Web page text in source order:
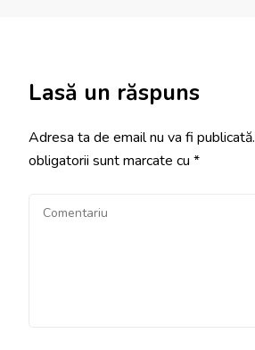
Lasă un răspuns
Adresa ta de email nu va fi publicată.
obligatorii sunt marcate cu *